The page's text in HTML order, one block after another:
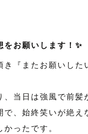
をお願いします！✨
き『またお願いした
、当日は強風で前髪
で、始終笑いが絶え
ったです。